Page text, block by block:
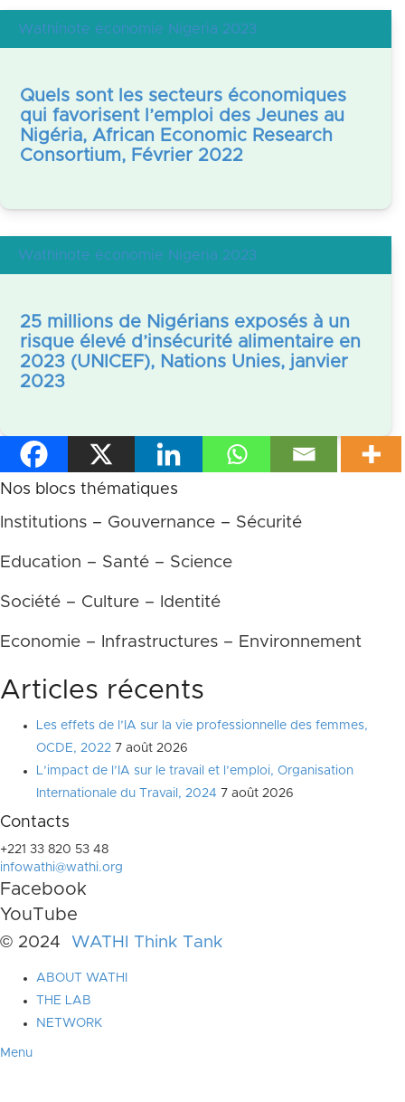
Wathinote économie Nigeria 2023
Quels sont les secteurs économiques
qui favorisent l’emploi des Jeunes au
Nigéria, African Economic Research
Consortium, Février 2022
Wathinote économie Nigeria 2023
25 millions de Nigérians exposés à un
risque élevé d’insécurité alimentaire en
2023 (UNICEF), Nations Unies, janvier
2023
Nos blocs thématiques
Institutions – Gouvernance – Sécurité
Education – Santé – Science
Société – Culture – Identité
Economie – Infrastructures – Environnement
Articles récents
Les effets de l’IA sur la vie professionnelle des femmes,
OCDE, 2022 7 août 2026
L’impact de l’IA sur le travail et l’emploi, Organisation
Internationale du Travail, 2024 7 août 2026
Contacts
+221 33 820 53 48
infowathi@wathi.org
Facebook
YouTube
© 2024 WATHI Think Tank
ABOUT WATHI
THE LAB
NETWORK
Menu